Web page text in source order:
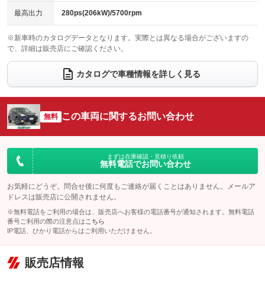
チップアップシート
：装備なし
：装備なし ：装備あり
ウォークスルー
：装備なし
電動リアゲート フロントカメラ
：装備なし
：装備なし ：装備なし
サイドカメラ
：装備なし ルーフレール
：装備なし
：装備なし
：装備なし
最高出力 280ps(206kW)/5700rpm
※新車時のカタログデータとなります。実際とは異なる場合がございますの
で、詳細は販売店にご確認ください。
カタログで車種情報を詳しく見る
無料 この車両に関するお問い合わせ
まずは在庫確認・見積り依頼
無料電話でお問い合わせ
お気軽にどうぞ。問合せ後に何度もご連絡が届くことはありません。メールア
ドレスは販売店に公開されません。
※無料電話をご利用の場合は、販売店へお客様の電話番号が通知されます。無料電話
番号ご利用の際の注意点は こちら
IP電話、ひかり電話からはご利用いただけません。
販売店情報